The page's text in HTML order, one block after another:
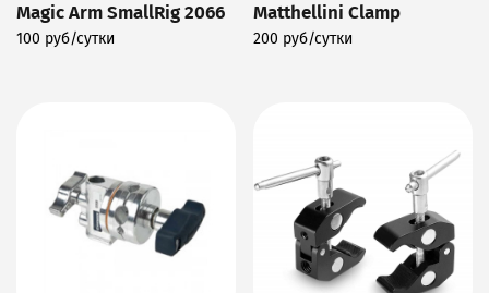
Magic Arm SmallRig 2066
100 руб/сутки
Matthellini Clamp
200 руб/сутки